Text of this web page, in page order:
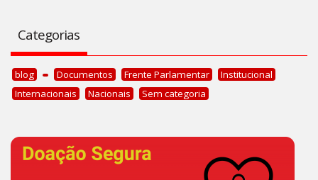
Categorias
blog Documentos Frente Parlamentar
Institucional
Internacionais
Nacionais Sem categoria